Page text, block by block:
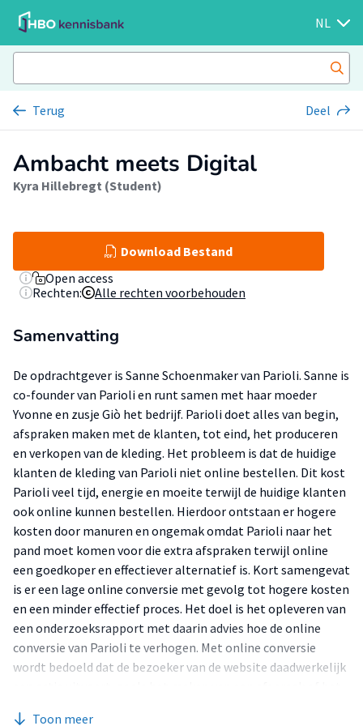
NL
Terug Deel
Ambacht meets Digital
Kyra Hillebregt (Student)
Download Bestand
Open access
Rechten:
Alle rechten voorbehouden
Samenvatting
De opdrachtgever is Sanne Schoenmaker van Parioli. Sanne is
co-founder van Parioli en runt samen met haar moeder
Yvonne en zusje Giò het bedrijf. Parioli doet alles van begin,
afspraken maken met de klanten, tot eind, het produceren
en verkopen van de kleding. Het probleem is dat de huidige
klanten de kleding van Parioli niet online bestellen. Dit kost
Parioli veel tijd, energie en moeite terwijl de huidige klanten
ook online kunnen bestellen. Hierdoor ontstaan er hogere
kosten door manuren en ongemak omdat Parioli naar het
pand moet komen voor die extra afspraken terwijl online
een goedkoper en effectiever alternatief is. Kort samengevat
is er een lage online conversie met gevolg tot hogere kosten
en een minder effectief proces. Het doel is het opleveren van
een onderzoeksrapport met daarin advies hoe de online
conversie van Parioli te verhogen. Met online conversie
wordt bedoeld dat de bezoeker van de website daadwerkelijk
Toon meer